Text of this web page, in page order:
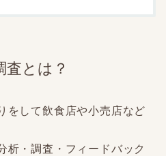
査とは？
をして飲食店や小売店など
析・調査・フィードバック